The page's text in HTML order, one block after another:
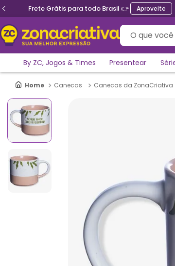
Ganhe 5% de desconto no PIX
O que você
By ZC, Jogos & Times Presentear
Canecas Canecas da ZonaCriativa